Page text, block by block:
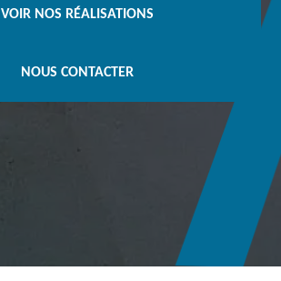
VOIR NOS RÉALISATIONS
NOUS CONTACTER